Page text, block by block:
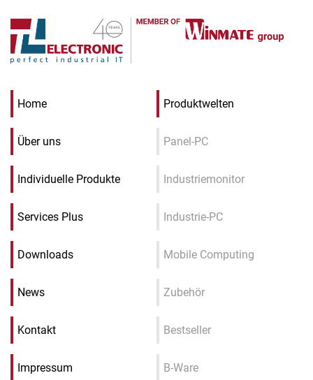
Home
Über uns
Individuelle Produkte
Services Plus
Downloads
News
Kontakt
Impressum
Produktwelten
Panel-PC
Industriemonitor
Industrie-PC
Mobile Computing
Zubehör
Bestseller
B-Ware